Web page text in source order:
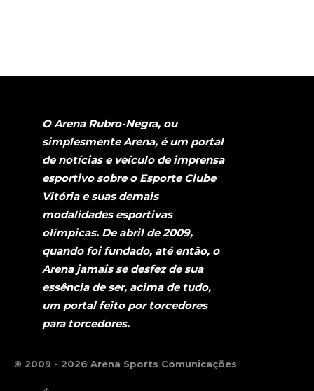
O Arena Rubro-Negra, ou
simplesmente Arena, é um portal
de notícias e veículo de imprensa
esportivo sobre o Esporte Clube
Vitória e suas demais
modalidades esportivas
olímpicas. De abril de 2009,
quando foi fundado, até então, o
Arena jamais se desfez de sua
essência de ser, acima de tudo,
um portal feito por torcedores
para torcedores.
© 2009 - 2026 Arena Sports Comunicações